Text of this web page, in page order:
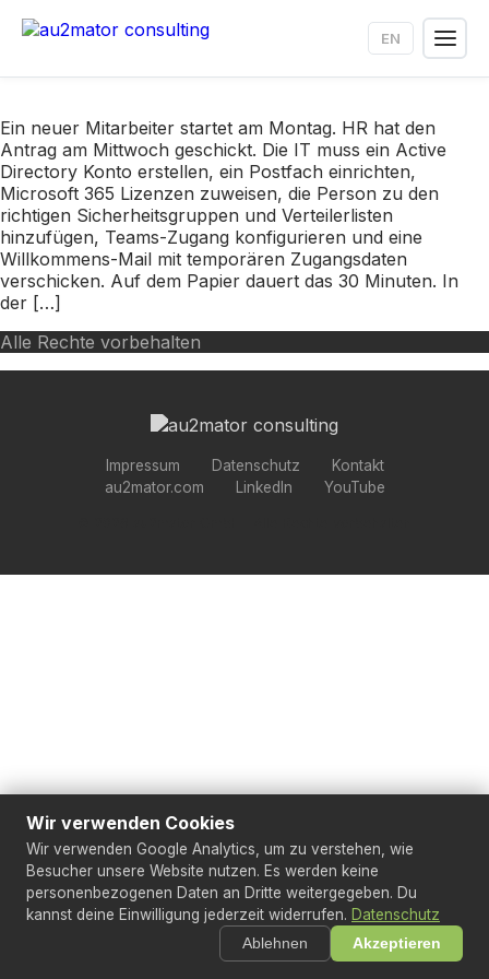
Inhalt
EN
Ein neuer Mitarbeiter startet am Montag. HR hat den
Antrag am Mittwoch geschickt. Die IT muss ein Active
Directory Konto erstellen, ein Postfach einrichten,
Microsoft 365 Lizenzen zuweisen, die Person zu den
richtigen Sicherheitsgruppen und Verteilerlisten
hinzufügen, Teams-Zugang konfigurieren und eine
Willkommens-Mail mit temporären Zugangsdaten
verschicken. Auf dem Papier dauert das 30 Minuten. In
der […]
Alle Rechte vorbehalten
Wir verwenden Cookies
Wir verwenden Google Analytics, um zu verstehen, wie
Besucher unsere Website nutzen. Es werden keine
personenbezogenen Daten an Dritte weitergegeben. Du
kannst deine Einwilligung jederzeit widerrufen. Datenschutz
Ablehnen Akzeptieren
Impressum Datenschutz
Kontakt
au2mator.com
LinkedIn YouTube